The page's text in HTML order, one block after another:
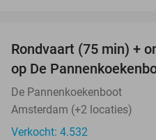
Rondvaart (75 min) +
op De
De Pannenkoekenboot
Amsterdam (+2 locaties)
Verkocht: 4.532